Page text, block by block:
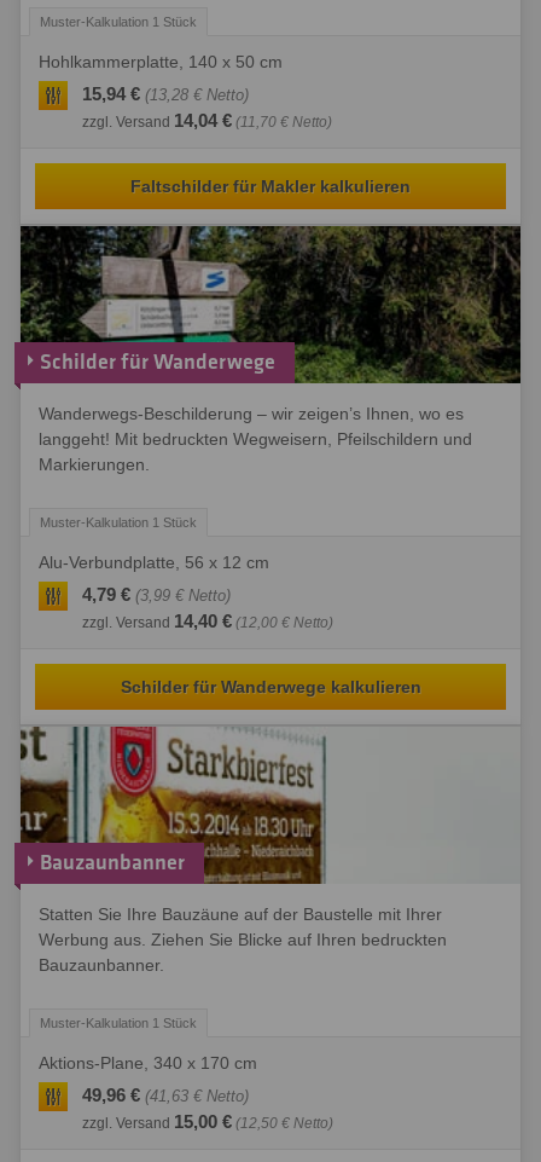
Hohlkammerplatte, 140 x 50 cm
15,94 € (13,28 € Netto)
zzgl. Versand 14,04 € (11,70 € Netto)
Faltschilder für Makler kalkulieren
Schilder für Wanderwege
Wanderwegs-Beschilderung – wir zeigen’s Ihnen, wo es
langgeht! Mit bedruckten Wegweisern, Pfeilschildern und
Markierungen.
Alu-Verbundplatte, 56 x 12 cm
4,79 € (3,99 € Netto)
zzgl. Versand 14,40 € (12,00 € Netto)
Schilder für Wanderwege kalkulieren
Bauzaunbanner
Statten Sie Ihre Bauzäune auf der Baustelle mit Ihrer
Werbung aus. Ziehen Sie Blicke auf Ihren bedruckten
Bauzaunbanner.
Aktions-Plane, 340 x 170 cm
49,96 € (41,63 € Netto)
zzgl. Versand 15,00 € (12,50 € Netto)